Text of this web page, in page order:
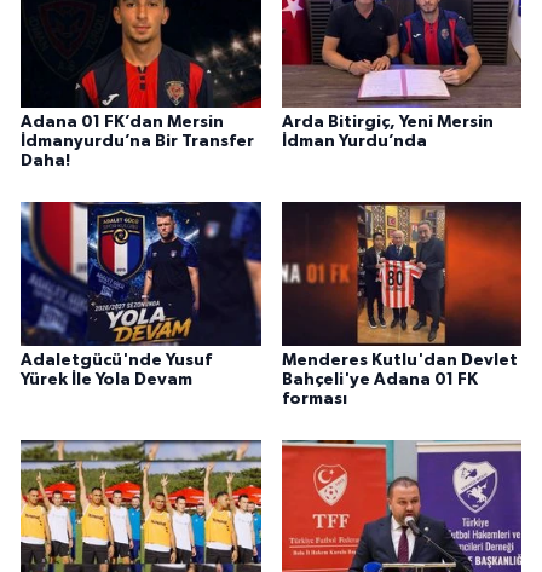
Adana 01 FK’dan Mersin
İdmanyurdu’na Bir Transfer
Daha!
Arda Bitirgiç, Yeni Mersin
İdman Yurdu’nda
Adaletgücü'nde Yusuf
Yürek İle Yola Devam
Menderes Kutlu'dan Devlet
Bahçeli'ye Adana 01 FK
forması